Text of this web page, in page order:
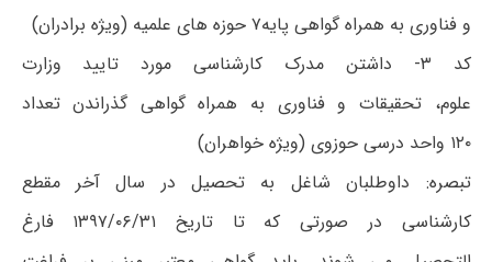
و فناوری به همراه گواهی پایه۷ حوزه های علمیه (ویژه برادران)
کد ۳- داشتن مدرک کارشناسی مورد تایید وزارت
علوم، تحقیقات و فناوری به همراه گواهی گذراندن تعداد
۱۲۰ واحد درسی حوزوی (ویژه خواهران)
تبصره: داوطلبان شاغل به تحصیل در سال آخر مقطع
کارشناسی در صورتی که تا تاریخ ۱۳۹۷/۰۶/۳۱ فارغ